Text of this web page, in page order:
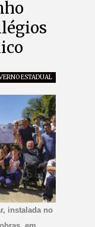
ESTADUAL
instalada no